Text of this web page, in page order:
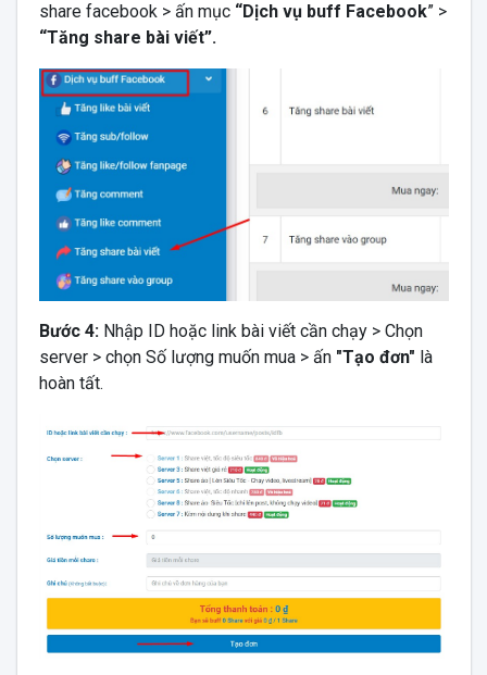
share facebook > ấn mục“Dịch vụ buff Facebook” >
“Tăng share bài viết”.
Bước 4:Nhập ID hoặc link bài viết cần chạy > Chọn
server > chọn Số lượng muốn mua > ấn"Tạo đơn" là
hoàn tất.